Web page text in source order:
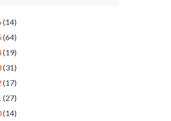
(14)
(64)
(19)
(31)
(17)
(27)
(14)